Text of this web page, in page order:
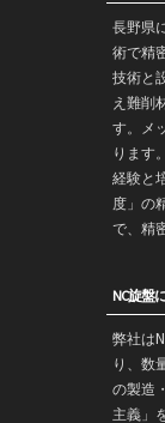
長野県
術で精
技術と
え難削
す。メ
ります
経験と
度」の
で、精
NC旋盤
弊社は
り、数
の製造
主義」